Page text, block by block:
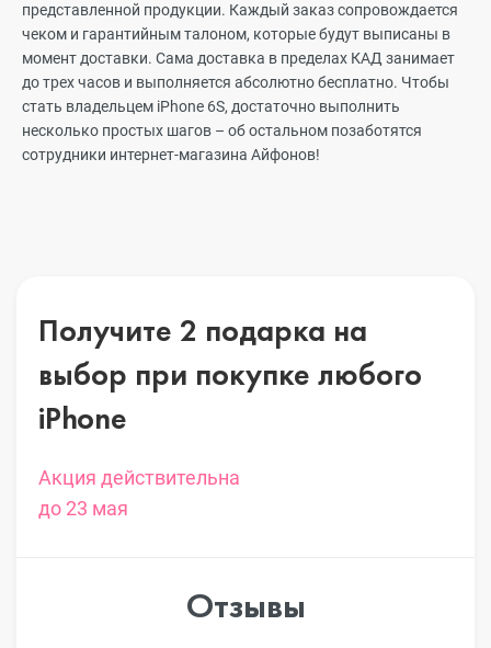
представленной продукции. Каждый заказ сопровождается
чеком и гарантийным талоном, которые будут выписаны в
момент доставки. Сама доставка в пределах КАД занимает
до трех часов и выполняется абсолютно бесплатно. Чтобы
стать владельцем iPhone 6S, достаточно выполнить
несколько простых шагов – об остальном позаботятся
сотрудники интернет-магазина Айфонов!
Получите 2 подарка на
выбор при покупке любого
iPhone
Акция действительна
до 23 мая
Отзывы